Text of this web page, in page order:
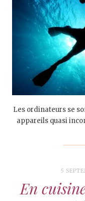
Les ordinateurs se
appareils quasi
5
En